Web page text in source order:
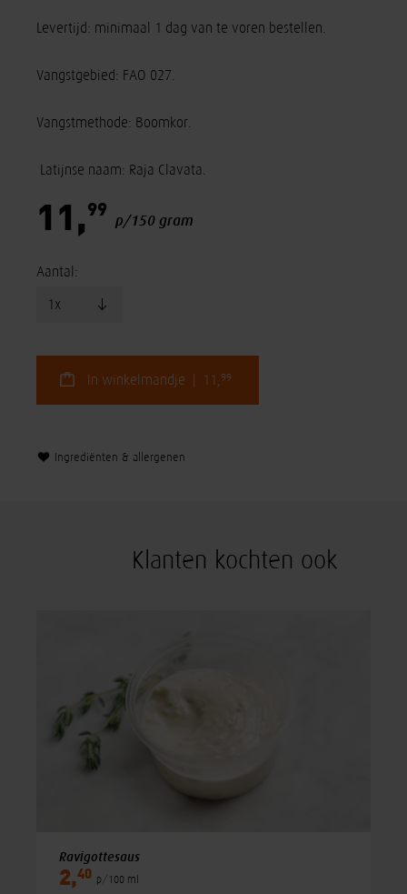
Levertijd: minimaal 1 dag van te voren bestellen.
Vangstgebied: FAO 027.
Vangstmethode: Boomkor.
Latijnse naam: Raja Clavata.
11, 99
p/150 gram
Aantal:
In winkelmandje | 11, 99
Ingrediënten & allergenen
Klanten kochten ook
Ravigottesaus
2,40 p/100 ml